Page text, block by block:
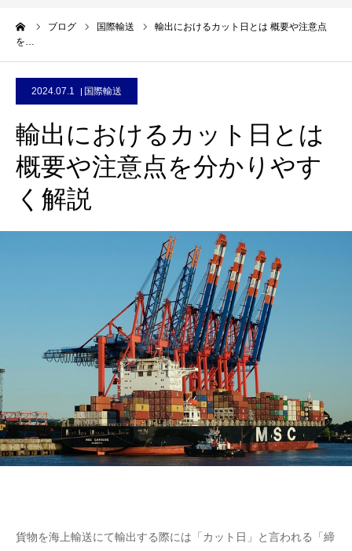
ブログ 国際輸送
輸出におけるカット日とは 概要や注意点
を…
2024.07.1 国際輸送
輸出におけるカット日とは
概要や注意点を分かりやす
く解説
貨物を海上輸送にて輸出する際には「カット日」と言われる「締